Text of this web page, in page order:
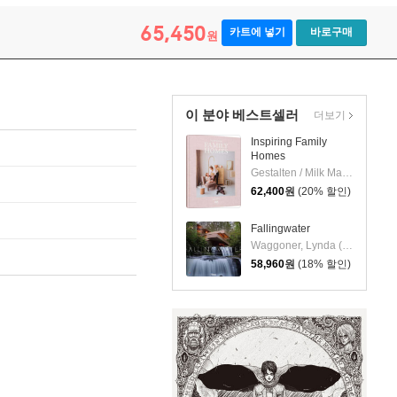
65,450원 카트에 넣기 바로구매
이 분야 베스트셀러
Inspiring Family
Homes
Gestalten / Milk Magazine
62,400원 (20% 할인)
Fallingwater
Waggoner, Lynda (EDT)/ Little, Christopher (PHT)/ Darke, Rick (CON)/ de Jong, David G. (CON)
58,960원 (18% 할인)
더보기